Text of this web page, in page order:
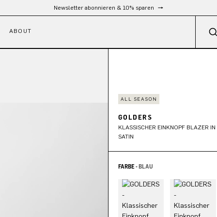
Kostenloser Versand ab 300 €
ABOUT
ALL SEASON
GOLDERS
KLASSISCHER EINKNOPF BLAZER
SATIN
FARBE -BLAU